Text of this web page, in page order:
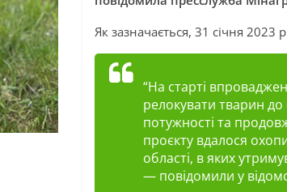
Як зазначається, 31 січня 2023
“На старті
релокувати тварин до
потужності та
проєкту вдалося
області, в яких
— повідомили у